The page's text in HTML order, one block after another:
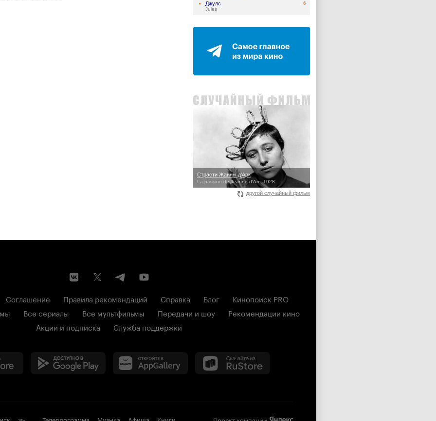
Джулс
Jules
6
Страсти Жанны д'Арк
La passion de Jeanne d'Arc, 1928
другой случайный фильм
Соглашение Правила рекомендаций Справка Блог
Кинопоиск PRO
Все сериалы Все мультфильмы Передачи и шоу
Рекомендации кино
Акции и подписка
Служба поддержки
Телепрограмма Музыка Афиша Книги